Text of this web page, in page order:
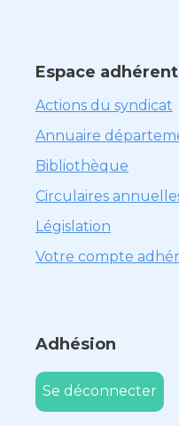
Espace adhérent
Actions du syndicat
Annuaire
Bibliothèque
Circulaires
Législation
Votre compte
Adhésion
Se déconnecter